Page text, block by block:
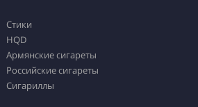
Стики
HQD
Армянские сигареты
Российские сигареты
Сигариллы